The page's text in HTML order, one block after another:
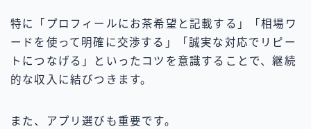
特に「プロフィールにお茶希望と記載する」「相場ワ
ードを使って明確に交渉する」「誠実な対応でリピー
トにつなげる」といったコツを意識することで、継続
的な収入に結びつきます。
また、アプリ選びも重要です。